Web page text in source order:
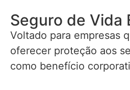
Seguro de Vida
Voltado para empresas
oferecer proteção aos
como benefício